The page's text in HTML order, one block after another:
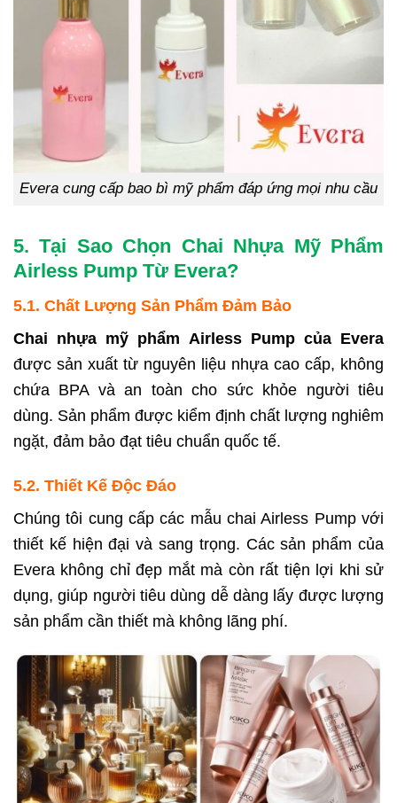
Evera cung cấp bao bì mỹ phẩm đáp ứng mọi nhu cầu
5. Tại Sao Chọn Chai Nhựa Mỹ Phẩm
Airless Pump Từ Evera?
5.1. Chất Lượng Sản Phẩm Đảm Bảo
Chai nhựa mỹ phẩm Airless Pump của Evera
được sản xuất từ nguyên liệu nhựa cao cấp, không
chứa BPA và an toàn cho sức khỏe người tiêu
dùng. Sản phẩm được kiểm định chất lượng nghiêm
ngặt, đảm bảo đạt tiêu chuẩn quốc tế.
5.2. Thiết Kế Độc Đáo
Chúng tôi cung cấp các mẫu chai Airless Pump với
thiết kế hiện đại và sang trọng. Các sản phẩm của
Evera không chỉ đẹp mắt mà còn rất tiện lợi khi sử
dụng, giúp người tiêu dùng dễ dàng lấy được lượng
sản phẩm cần thiết mà không lãng phí.